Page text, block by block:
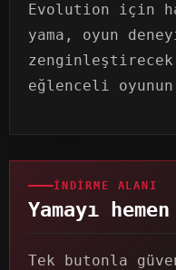
Evolution için
yama, oyun
eğlenceli
İNDIRME ALANI
Yamayı
Tek butonla